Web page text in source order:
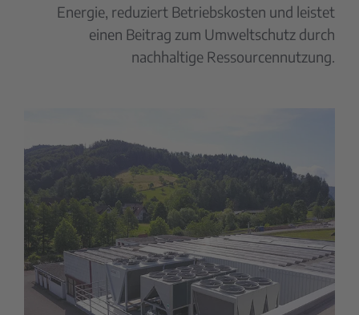
Energie, reduziert Betriebskosten und leistet
einen Beitrag zum Umweltschutz durch
nachhaltige Ressourcennutzung.